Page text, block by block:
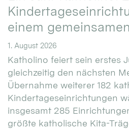
einem
1. August 2026
Katholino feiert sein erstes
gleichzeitig den nächsten
Übernahme weiterer 182
Kindertageseinrichtungen
insgesamt 285
größte katholische Kita-